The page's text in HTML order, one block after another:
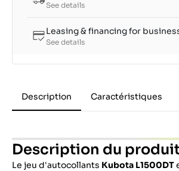
See details
Leasing & financing for
See details
Description Caractéristiques
Description du
Le jeu d'autocollants Kubota L1500DT